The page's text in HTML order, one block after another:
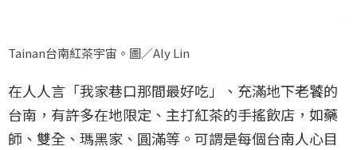
Tainan台南紅茶宇宙。圖／Aly Lin
在人人言「我家巷口那間最好吃」、充滿地下老饕的
台南，有許多在地限定、主打紅茶的手搖飲店，如藥
師、雙全、瑪黑家、圓滿等。可謂是每個台南人心目